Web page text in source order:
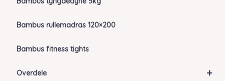
Bambus rullemadras 120×200
Bambus fitness tights
+
Overdele